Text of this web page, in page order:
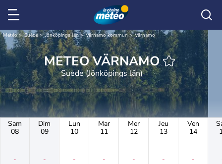
Météo Suède Jönköpings län Värnamo kommun Värnamo
METEO VÄRNAMO
Suède (Jönköpings län)
Sam
08
-
Dim
09
-
Lun
10
-
Mar
11
-
Mer
12
-
Jeu
13
-
Ven
14
-